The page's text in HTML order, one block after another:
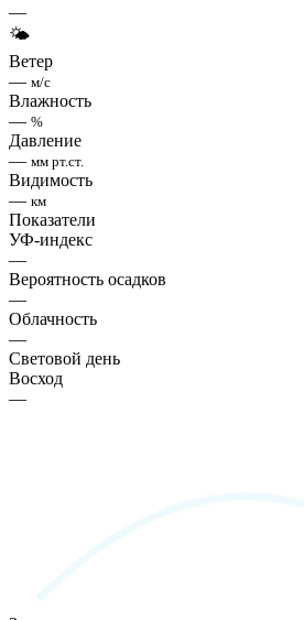
—
🌤
Ветер
— м/с
Влажность
— %
Давление
— мм рт.ст.
Видимость
— км
Показатели
УФ-индекс
—
Вероятность осадков
—
Облачность
—
Световой день
Восход
—